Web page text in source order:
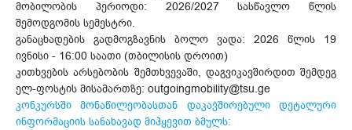
მობილობის პერიოდი: 2026/2027 სასწავლო წლის
შემოდგომის სემესტრი.
განაცხადების გადმოგზავნის ბოლო ვადა: 2026 წლის 19
ივნისი - 16:00 საათი (თბილისის დროით)
კითხვების არსებობის შემთხვევაში, დაგვიკავშირდით შემდეგ
ელ-ფოსტის მისამართზე: outgoingmobility@tsu.ge
კონკურსში მონაწილეობასთან დაკავშირებული დეტალური
ინფორმაციის სანახავად მიჰყევით ბმულს: